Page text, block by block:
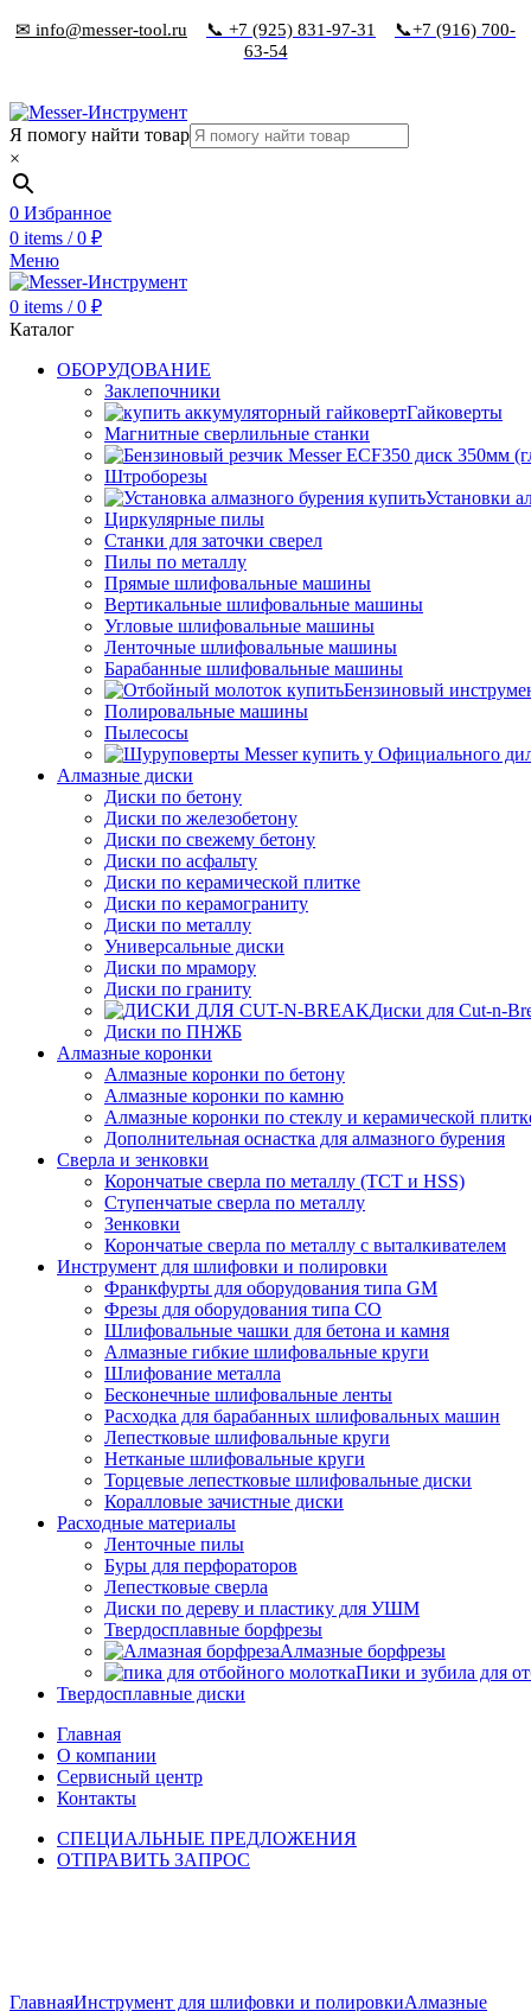
✉ info@messer-tool.ru 📞 +7 (925) 831-97-31
📞+7 (916) 700-
63-54
Я помогу найти товар
×
0 Избранное
0 items / 0 ₽
Меню
0 items / 0 ₽
Каталог
ОБОРУДОВАНИЕ
Заклепочники
Гайковерты
Магнитные сверлильные станки
Штроборезы
Установки
Циркулярные пилы
Станки для заточки сверел
Пилы по металлу
Прямые шлифовальные машины
Вертикальные шлифовальные машины
Угловые шлифовальные машины
Ленточные шлифовальные машины
Барабанные шлифовальные машины
Бензиновый
Полировальные машины
Пылесосы
Алмазные диски
Диски по бетону
Диски по железобетону
Диски по свежему бетону
Диски по асфальту
Диски по керамической плитке
Диски по керамограниту
Диски по металлу
Универсальные диски
Диски по мрамору
Диски по граниту
Диски для Cut-n-
Диски по ПНЖБ
Алмазные коронки
Алмазные коронки по бетону
Алмазные коронки по камню
Алмазные коронки по стеклу и керамической
Дополнительная оснастка для алмазного бурения
Сверла и зенковки
Корончатые сверла по металлу (TCT и HSS)
Ступенчатые сверла по металлу
Зенковки
Корончатые сверла по металлу c выталкивателем
Инструмент для шлифовки и полировки
Франкфурты для оборудования типа GM
Фрезы для оборудования типа СО
Шлифовальные чашки для бетона и камня
Алмазные гибкие шлифовальные круги
Шлифование металла
Бесконечные шлифовальные ленты
Расходка для барабанных шлифовальных машин
Лепестковые шлифовальные круги
Нетканые шлифовальные круги
Торцевые лепестковые шлифовальные диски
Коралловые зачистные диски
Расходные материалы
Ленточные пилы
Буры для перфораторов
Лепестковые сверла
Диски по дереву и пластику для УШМ
Твердосплавные борфрезы
Алмазные борфрезы
Пики и зубила для
Твердосплавные диски
Главная
О компании
Сервисный центр
Контакты
СПЕЦИАЛЬНЫЕ ПРЕДЛОЖЕНИЯ
ОТПРАВИТЬ ЗАПРОС
ГлавнаяИнструмент для шлифовки и полировкиАлмазные